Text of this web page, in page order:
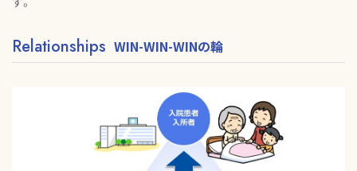
Relationships WIN-WIN-WINの輪